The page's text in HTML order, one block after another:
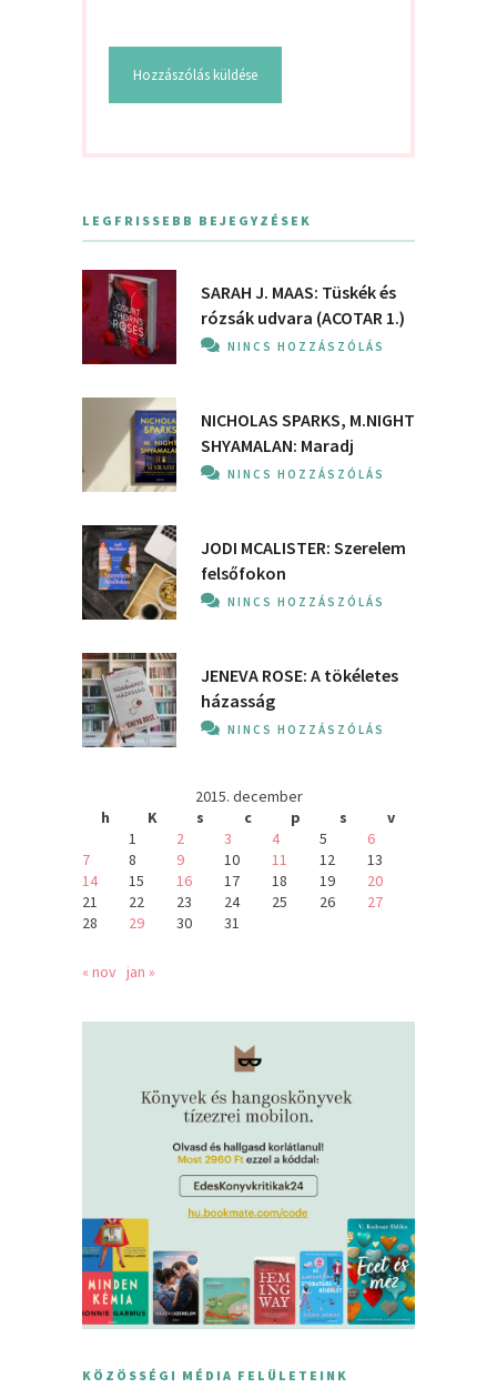
LEGFRISSEBB BEJEGYZÉSEK
SARAH J. MAAS: Tüskék és
rózsák udvara (ACOTAR 1.)
NINCS HOZZÁSZÓLÁS
NICHOLAS SPARKS, M.NIGHT
SHYAMALAN: Maradj
NINCS HOZZÁSZÓLÁS
JODI MCALISTER: Szerelem
felsőfokon
NINCS HOZZÁSZÓLÁS
JENEVA ROSE: A ​tökéletes
házasság
NINCS HOZZÁSZÓLÁS
2015. december
h
K s c p s
v
1
2 3 4 5
6
7
8 9 10 11 12
13
14
15 16 17 18 19
20
21
22 23 24 25 26
27
28
29 30 31
« nov jan »
KÖZÖSSÉGI MÉDIA FELÜLETEINK